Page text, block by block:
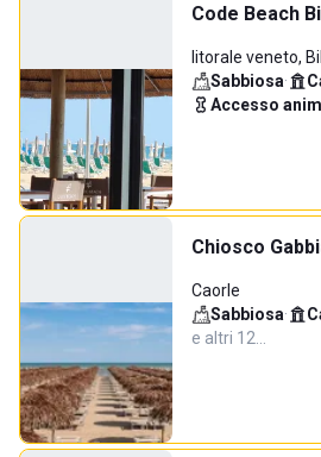
Code Beach
litorale veneto,
Sabbiosa·
Accesso
Chiosco
Caorle
Sabbiosa·
e altri 12…